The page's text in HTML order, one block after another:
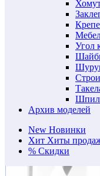
Угол
Архив моделей
New Новинки
Хит Хиты
% Скидки